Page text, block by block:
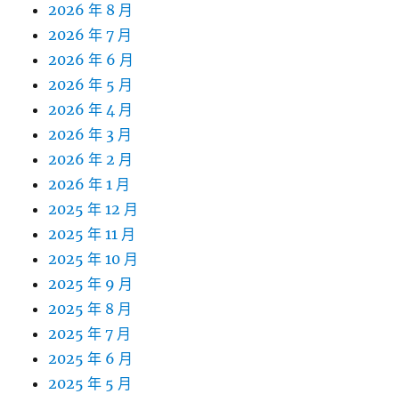
2026 年 8 月
2026 年 7 月
2026 年 6 月
2026 年 5 月
2026 年 4 月
2026 年 3 月
2026 年 2 月
2026 年 1 月
2025 年 12 月
2025 年 11 月
2025 年 10 月
2025 年 9 月
2025 年 8 月
2025 年 7 月
2025 年 6 月
2025 年 5 月